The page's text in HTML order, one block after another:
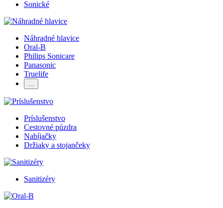
Sonické
Náhradné hlavice
Oral-B
Philips Sonicare
Panasonic
Truelife
…
Príslušenstvo
Cestovné púzdra
Nabíjačky
Držiaky a stojančeky
Sanitizéry